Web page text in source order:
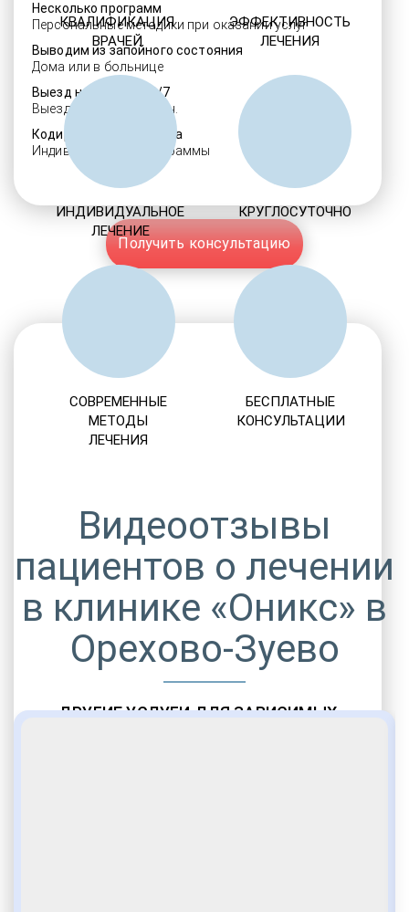
Несколько программ
Персональные методики при оказании услуг
Выводим из запойного состояния
Дома или в больнице
Выезд нарколога 24/7
Выезд в течение 30 мин.
Кодировка алкоголизма
Индивидуальные программы
Получить консультацию
ДРУГИЕ УСЛУГИ ДЛЯ ЗАВИСИМЫХ
КВАЛИФИКАЦИЯ
ВРАЧЕЙ
ЭФФЕКТИВНОСТЬ
ЛЕЧЕНИЯ
ИНДИВИДУАЛЬНОЕ
ЛЕЧЕНИЕ
КРУГЛОСУТОЧНО
СОВРЕМЕННЫЕ
МЕТОДЫ
ЛЕЧЕНИЯ
БЕСПЛАТНЫЕ
КОНСУЛЬТАЦИИ
Видеоотзывы
пациентов о лечении
в клинике «Оникс» в
Орехово-Зуево